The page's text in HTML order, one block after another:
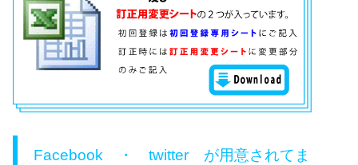
Facebook ・ twitter が用意されてま